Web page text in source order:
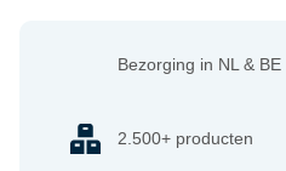
Bezorging in NL & BE
2.500+ producten